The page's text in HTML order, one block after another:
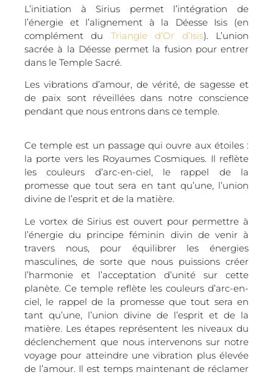
L’initiation à Sirius permet l’intégration de
l’énergie et l’alignement à la Déesse Isis (en
complément du Triangle d’Or d’Isis). L’union
sacrée à la Déesse permet la fusion pour entrer
dans le Temple Sacré.
Les vibrations d’amour, de vérité, de sagesse et
de paix sont réveillées dans notre conscience
pendant que nous entrons dans ce temple.
Ce temple est un passage qui ouvre aux étoiles :
la porte vers les Royaumes Cosmiques. Il reflète
les couleurs d’arc-en-ciel, le rappel de la
promesse que tout sera en tant qu’une, l’union
divine de l’esprit et de la matière.
Le vortex de Sirius est ouvert pour permettre à
l’énergie du principe féminin divin de venir à
travers nous, pour équilibrer les énergies
masculines, de sorte que nous puissions créer
l’harmonie et l’acceptation d’unité sur cette
planète. Ce temple reflète les couleurs d’arc-en-
ciel, le rappel de la promesse que tout sera en
tant qu’une, l’union divine de l’esprit et de la
matière. Les étapes représentent les niveaux du
déclenchement que nous intervenons sur notre
voyage pour atteindre une vibration plus élevée
de l’amour. Il est temps maintenant de réclamer